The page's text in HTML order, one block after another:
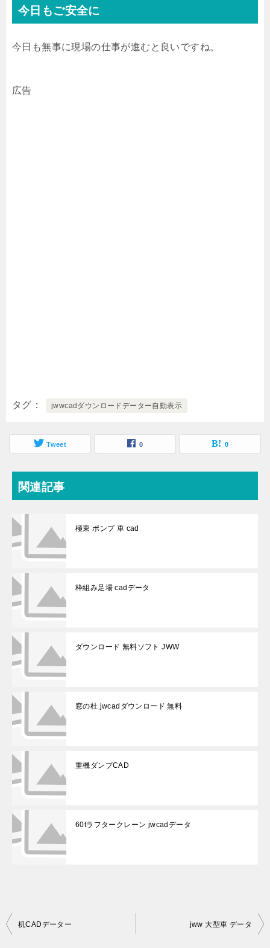
今日もご安全に
今日も無事に現場の仕事が進むと良いですね。
広告
タグ jwwcadダウンロードデーター自動表示
Tweet 0 0
関連記事
極東 ポンプ 車 cad
枠組み足場 cadデータ
ダウンロード 無料ソフト JWW
窓の杜 jwcadダウンロード 無料
重機ダンプCAD
60tラフタークレーン jwcadデータ
投
机CADデーター jww 大型車 データ